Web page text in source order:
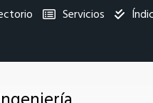
Servicios